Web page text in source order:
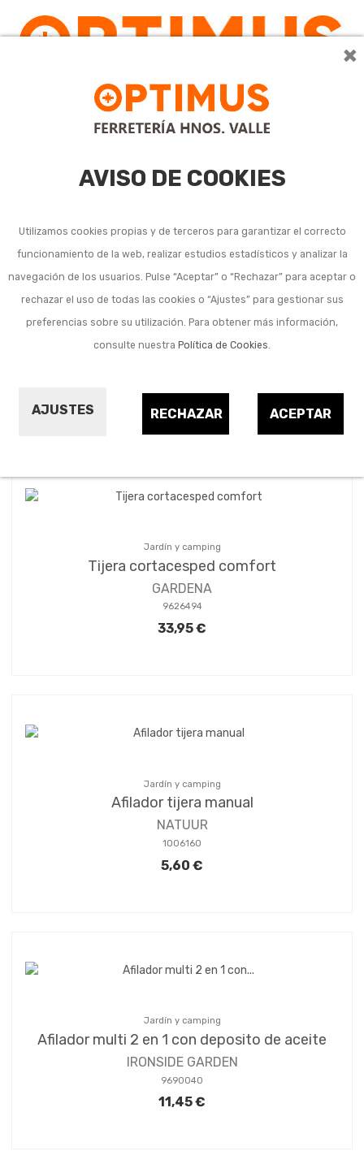
×
AVISO DE COOKIES
Utilizamos cookies propias y de terceros para garantizar el correcto
funcionamiento de la web, realizar estudios estadísticos y analizar la
navegación de los usuarios. Pulse “Aceptar” o “Rechazar” para aceptar o
rechazar el uso de todas las cookies o “Ajustes” para gestionar sus
preferencias sobre su utilización. Para obtener más información,
consulte nuestra Política de Cookies.
AJUSTES ACEPTAR
RECHAZAR
Herramienta manual
mantenimiento de
césped
Ordenar por: 6
Jardín y camping
Tijera cortacesped comfort
GARDENA
9626494
33,95 €
Jardín y camping
Afilador tijera manual
NATUUR
1006160
5,60 €
Jardín y camping
Afilador multi 2 en 1 con deposito de aceite
IRONSIDE GARDEN
9690040
11,45 €